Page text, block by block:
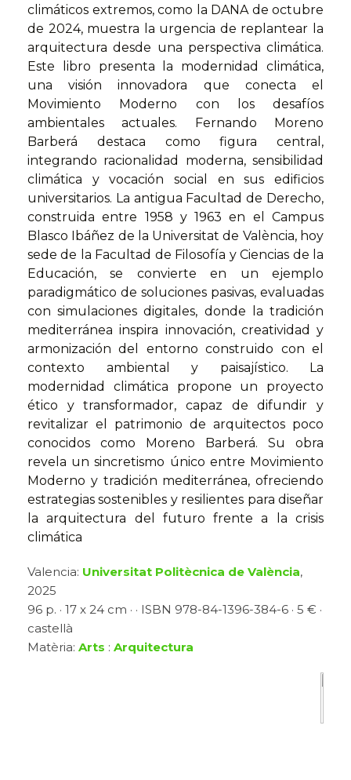
climáticos extremos, como la DANA de octubre
de 2024, muestra la urgencia de replantear la
arquitectura desde una perspectiva climática.
Este libro presenta la modernidad climática,
una visión innovadora que conecta el
Movimiento Moderno con los desafíos
ambientales actuales. Fernando Moreno
Barberá destaca como figura central,
integrando racionalidad moderna, sensibilidad
climática y vocación social en sus edificios
universitarios. La antigua Facultad de Derecho,
construida entre 1958 y 1963 en el Campus
Blasco Ibáñez de la Universitat de València, hoy
sede de la Facultad de Filosofía y Ciencias de la
Educación, se convierte en un ejemplo
paradigmático de soluciones pasivas, evaluadas
con simulaciones digitales, donde la tradición
mediterránea inspira innovación, creatividad y
armonización del entorno construido con el
contexto ambiental y paisajístico. La
modernidad climática propone un proyecto
ético y transformador, capaz de difundir y
revitalizar el patrimonio de arquitectos poco
conocidos como Moreno Barberá. Su obra
revela un sincretismo único entre Movimiento
Moderno y tradición mediterránea, ofreciendo
estrategias sostenibles y resilientes para diseñar
la arquitectura del futuro frente a la crisis
climática
Valencia: Universitat Politècnica de València,
2025
96 p. · 17 x 24 cm · · ISBN 978-84-1396-384-6 · 5 € ·
castellà
Matèria: Arts : Arquitectura